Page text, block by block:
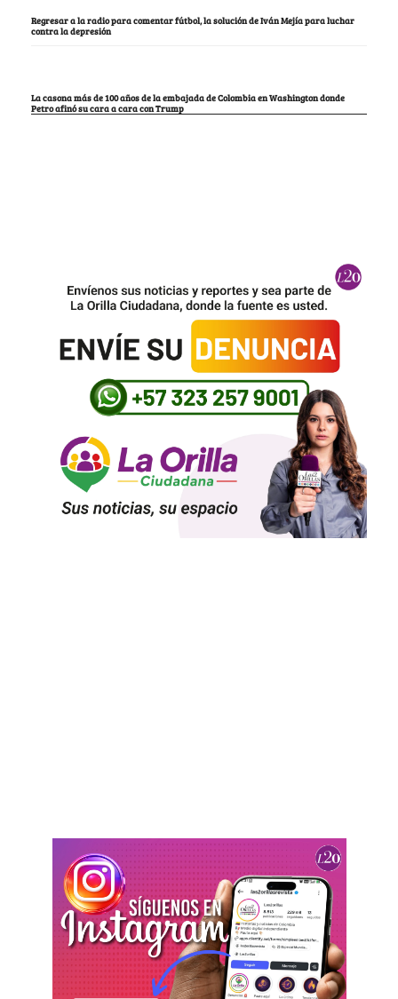
Regresar a la radio para comentar fútbol, la solución de Iván Mejía para luchar
contra la depresión
La casona más de 100 años de la embajada de Colombia en Washington donde
Petro afinó su cara a cara con Trump